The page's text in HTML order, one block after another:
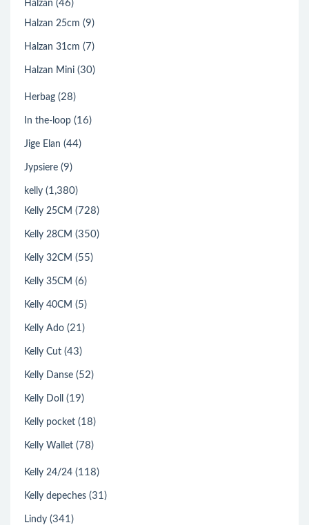
Halzan (46)
Halzan 25cm (9)
Halzan 31cm (7)
Halzan Mini (30)
Herbag (28)
In the-loop (16)
Jige Elan (44)
Jypsiere (9)
kelly (1,380)
Kelly 25CM (728)
Kelly 28CM (350)
Kelly 32CM (55)
Kelly 35CM (6)
Kelly 40CM (5)
Kelly Ado (21)
Kelly Cut (43)
Kelly Danse (52)
Kelly Doll (19)
Kelly pocket (18)
Kelly Wallet (78)
Kelly 24/24 (118)
Kelly depeches (31)
Lindy (341)